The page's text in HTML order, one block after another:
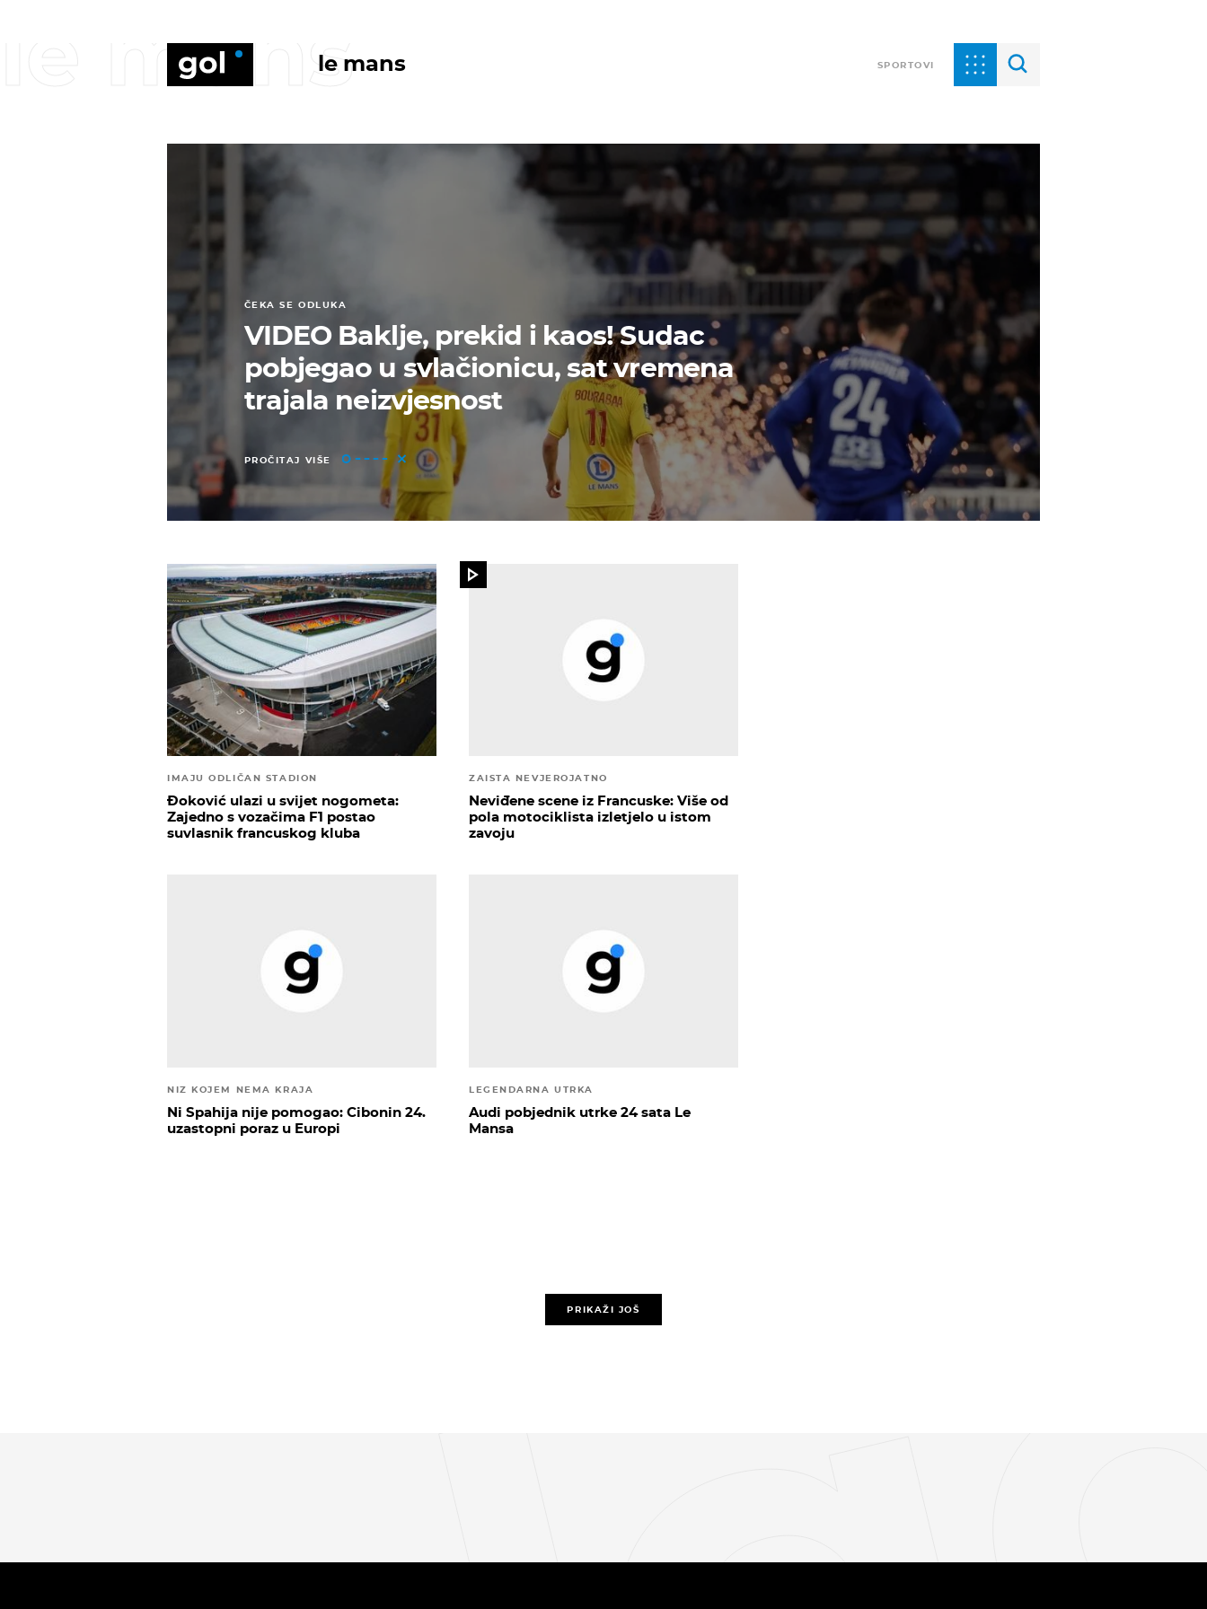
le mans SPORTOVI
le mans
ČEKA SE ODLUKA
VIDEO Baklje, prekid i kaos! Sudac
pobjegao u svlačionicu, sat vremena
trajala neizvjesnost
PROČITAJ VIŠE
IMAJU ODLIČAN STADION
Đoković ulazi u svijet nogometa:
Zajedno s vozačima F1 postao
suvlasnik francuskog kluba
ZAISTA NEVJEROJATNO
Neviđene scene iz Francuske: Više od
pola motociklista izletjelo u istom
zavoju
NIZ KOJEM NEMA KRAJA
Ni Spahija nije pomogao: Cibonin 24.
uzastopni poraz u Europi
LEGENDARNA UTRKA
Audi pobjednik utrke 24 sata Le
Mansa
PRIKAŽI JOŠ